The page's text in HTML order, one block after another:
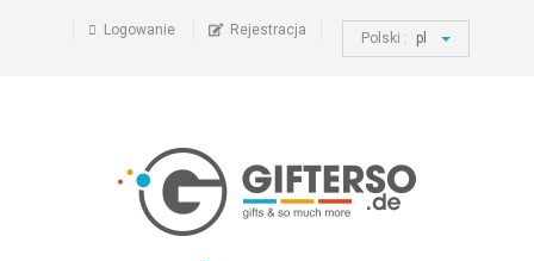
Logowanie Rejestracja Polski : pl